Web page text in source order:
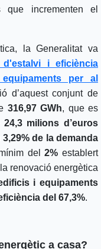
que incrementen el
la Generalitat va
d'estalvi i eficiència
per al
d’aquest conjunt de
316,97 GWh, que es
milions d’euros
3,29% de la demanda
del2% establert
renovació energètica
i equipaments
del 67,3%.
a casa?